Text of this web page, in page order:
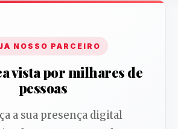
NOSSO PARCEIRO
vista por milhares de
pessoas
a sua presença digital